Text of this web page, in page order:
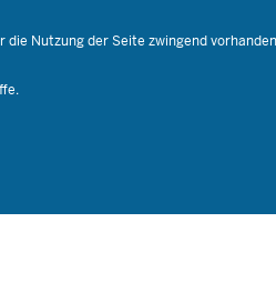
die Nutzung der Seite zwingend